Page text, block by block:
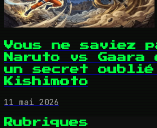
Vous ne saviez
Naruto vs Gaara
un secret oublié
Kishimoto
11 mai 2026
Rubriques